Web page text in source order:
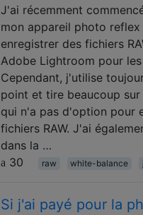
J'ai récemment
mon appareil photo
enregistrer des fichiers
Adobe Lightroom pour
Cependant, j'utilise
point et tire beaucoup
qui n'a pas d'option pour
fichiers RAW. J'ai
dans la …
30
raw white-balance
Si j'ai payé pour la